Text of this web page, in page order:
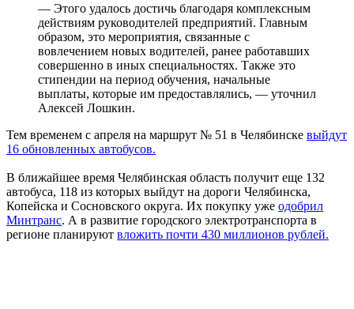
— Этого удалось достичь благодаря комплексным
действиям руководителей предприятий. Главным
образом, это мероприятия, связанные с
вовлечением новых водителей, ранее работавших
совершенно в иных специальностях. Также это
стипендии на период обучения, начальные
выплаты, которые им предоставлялись, — уточнил
Алексей Лошкин.
Тем временем с апреля на маршрут № 51 в Челябинске выйдут
16 обновленных автобусов.
В ближайшее время Челябинская область получит еще 132
автобуса, 118 из которых выйдут на дороги Челябинска,
Копейска и Сосновского округа. Их покупку уже одобрил
Минтранс. А в развитие городского электротранспорта в
регионе планируют вложить почти 430 миллионов рублей.